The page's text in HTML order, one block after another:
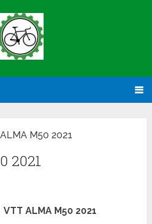
M50 2021
2021
ALMA M50 2021